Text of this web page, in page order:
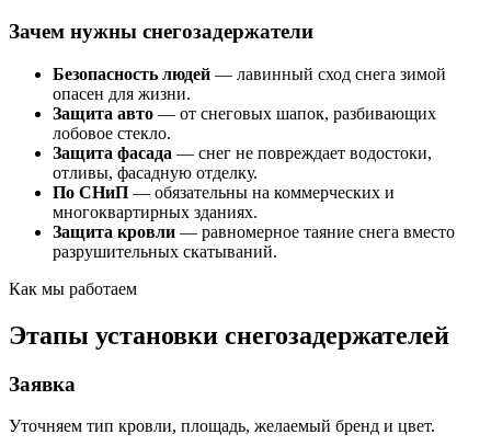
Зачем нужны снегозадержатели
Безопасность людей — лавинный сход снега зимой
опасен для жизни.
Защита авто — от снеговых шапок, разбивающих
лобовое стекло.
Защита фасада — снег не повреждает водостоки,
отливы, фасадную отделку.
По СНиП — обязательны на коммерческих и
многоквартирных зданиях.
Защита кровли — равномерное таяние снега вместо
разрушительных скатываний.
Как мы работаем
Этапы установки снегозадержателей
Заявка
Уточняем тип кровли, площадь, желаемый бренд и цвет.